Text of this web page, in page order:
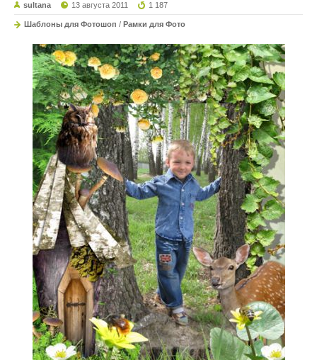
sultana 13 августа 2011 1 187
Шаблоны для Фотошоп / Рамки для Фото